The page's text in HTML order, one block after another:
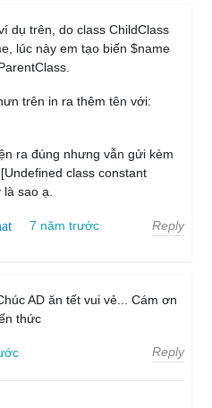
dụ trên, do class ChildClass
lúc này em tạo biến $name
trên in ra thêm tên với:
ra đúng nhưng vẫn gửi kèm
class constant
sao ạ.
7 năm trước Reply
AD ăn tết vui vẻ... Cám ơn
thức
Reply